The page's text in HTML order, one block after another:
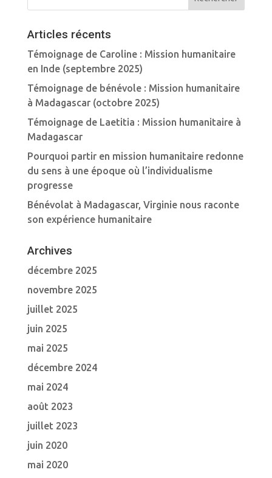
Articles récents
Témoignage de Caroline : Mission humanitaire
en Inde (septembre 2025)
Témoignage de bénévole : Mission humanitaire
à Madagascar (octobre 2025)
Témoignage de Laetitia : Mission humanitaire à
Madagascar
Pourquoi partir en mission humanitaire redonne
du sens à une époque où l’individualisme
progresse
Bénévolat à Madagascar, Virginie nous raconte
son expérience humanitaire
Archives
décembre 2025
novembre 2025
juillet 2025
juin 2025
mai 2025
décembre 2024
mai 2024
août 2023
juillet 2023
juin 2020
mai 2020